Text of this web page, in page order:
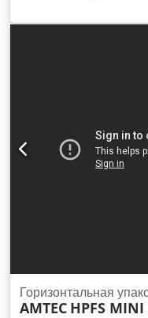
Горизонтальная
AMTEC HPFS MINI